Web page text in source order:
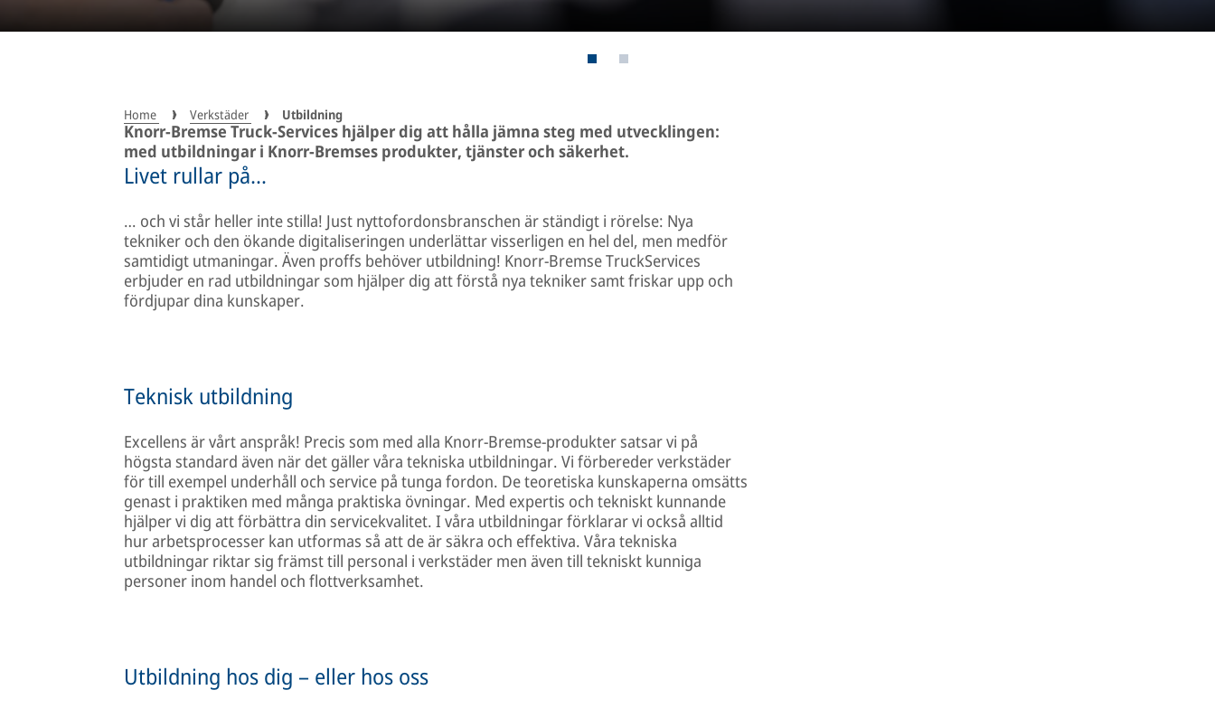
Home Verkstäder Utbildning
Knorr-Bremse Truck-Services hjälper dig att hålla jämna steg med utvecklingen:
med utbildningar i Knorr-Bremses produkter, tjänster och säkerhet.
Livet rullar på…
… och vi står heller inte stilla! Just nyttofordonsbranschen är ständigt i rörelse: Nya
tekniker och den ökande digitaliseringen underlättar visserligen en hel del, men medför
samtidigt utmaningar. Även proffs behöver utbildning! Knorr-Bremse TruckServices
erbjuder en rad utbildningar som hjälper dig att förstå nya tekniker samt friskar upp och
fördjupar dina kunskaper.
Teknisk utbildning
Excellens är vårt anspråk! Precis som med alla Knorr-Bremse-produkter satsar vi på
högsta standard även när det gäller våra tekniska utbildningar. Vi förbereder verkstäder
för till exempel underhåll och service på tunga fordon. De teoretiska kunskaperna omsätts
genast i praktiken med många praktiska övningar. Med expertis och tekniskt kunnande
hjälper vi dig att förbättra din servicekvalitet. I våra utbildningar förklarar vi också alltid
hur arbetsprocesser kan utformas så att de är säkra och effektiva. Våra tekniska
utbildningar riktar sig främst till personal i verkstäder men även till tekniskt kunniga
personer inom handel och flottverksamhet.
Utbildning hos dig – eller hos oss